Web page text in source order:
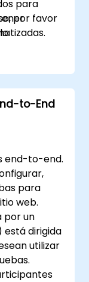
para
reales de
por favor
to-End
end-to-end.
para
web.
por un
dirigida
utilizar